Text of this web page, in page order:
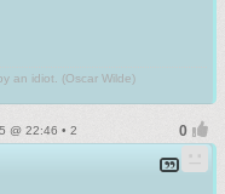
an idiot. (Oscar Wilde)
@ 22:46 • 2